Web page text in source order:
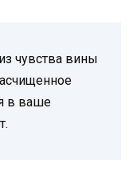
чувства вины
в ваше